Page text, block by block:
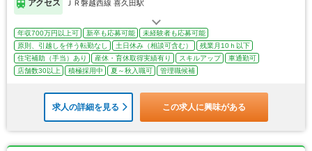
アクセス ＪＲ磐越西線 喜久田駅
年収700万円以上可 新卒も応募可能
未経験者も応募可能
原則、引越しを伴う転勤なし
土日休み（相談可含む）
残業月10ｈ以下
住宅補助（手当）あり
産休・育休取得実績有り スキルアップ
車通勤可
店舗数30以上
積極採用中 夏～秋入職可 管理職候補
求人の詳細を見る この求人に興味がある